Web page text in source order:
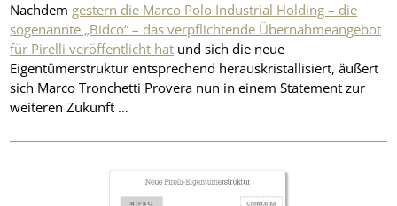
Nachdem gestern die Marco Polo Industrial Holding – die
sogenannte „Bidco“ – das verpflichtende Übernahmeangebot
für Pirelli veröffentlicht hat und sich die neue
Eigentümerstruktur entsprechend herauskristallisiert, äußert
sich Marco Tronchetti Provera nun in einem Statement zur
weiteren Zukunft …